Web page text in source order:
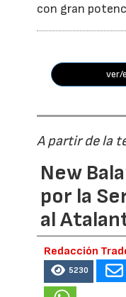
con gran
ver/
A partir de la
New
por la
al
Redacción
5230